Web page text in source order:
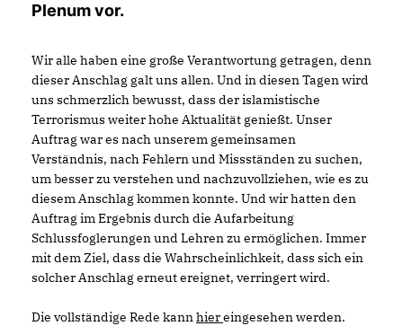
Plenum vor.
Wir alle haben eine große Verantwortung getragen, denn
dieser Anschlag galt uns allen. Und in diesen Tagen wird
uns schmerzlich bewusst, dass der islamistische
Terrorismus weiter hohe Aktualität genießt. Unser
Auftrag war es nach unserem gemeinsamen
Verständnis, nach Fehlern und Missständen zu suchen,
um besser zu verstehen und nachzuvollziehen, wie es zu
diesem Anschlag kommen konnte. Und wir hatten den
Auftrag im Ergebnis durch die Aufarbeitung
Schlussfoglerungen und Lehren zu ermöglichen. Immer
mit dem Ziel, dass die Wahrscheinlichkeit, dass sich ein
solcher Anschlag erneut ereignet, verringert wird.
Die vollständige Rede kannhiereingesehen werden.